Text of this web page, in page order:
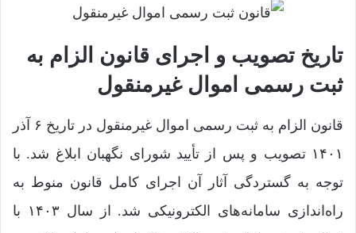
تاریخ تصویب و اجرای قانون الزام به
ثبت رسمی اموال غیرمنقول
قانون الزام به ثبت رسمی اموال غیرمنقول در تاریخ ۶ آذر
۱۴۰۱ تصویب و پس از تأیید شورای نگهبان ابلاغ شد. با
توجه به گستردگی آثار آن اجرای کامل قانون منوط به
راه‌اندازی سامانه‌های الکترونیکی شد. از سال ۱۴۰۳ با